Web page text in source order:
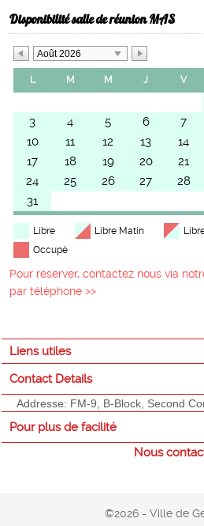
Disponibilité salle de réunion MAS
Août 2026
L M M J V
3
4 5 6 7
10
11 12 13 14
17
18 19 20 21
24
25 26 27 28
31
Libre Libre Matin
Occupé
Pour réserver, contactez nous via
par téléphone >>
Liens utiles
Contact Details
Addresse: FM-9, B-Block, Second
Pour plus de facilité
Nous
©2026 - Ville de